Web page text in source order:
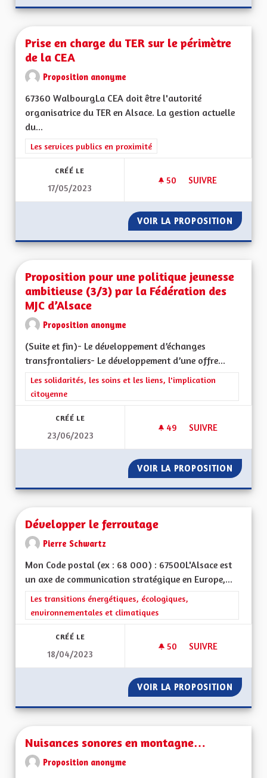
Prise en charge du TER sur le périmètre
de la CEA
Proposition anonyme
67360 WalbourgLa CEA doit être l'autorité
organisatrice du TER en Alsace. La gestion actuelle
du...
Filtrer les résultats de la catégorie : Les services publics en
Les services publics en proximité
CRÉÉ LE
17/05/2023
50 50 ABONNÉS
SUIVRE
VOIR LA PROPOSITION PRISE
Proposition pour une politique jeunesse
ambitieuse (3/3) par la Fédération des
MJC d’Alsace
Proposition anonyme
(Suite et fin)- Le développement d’échanges
transfrontaliers- Le développement d’une offre...
Filtrer les résultats de la catégorie : Les solidarités, les soins
Les solidarités, les soins et les liens, l'implication
citoyenne
CRÉÉ LE
23/06/2023
49 49 ABONNÉS
SUIVRE
VOIR LA PROPOSITION
Développer le ferroutage
Pierre Schwartz
Mon Code postal (ex : 68 000) : 67500L'Alsace est
un axe de communication stratégique en Europe,...
Filtrer les résultats de la catégorie : Les transitions
Les transitions énergétiques, écologiques,
environnementales et climatiques
CRÉÉ LE
18/04/2023
50 50 ABONNÉS
SUIVRE
VOIR LA PROPOSITION
Nuisances sonores en montagne…
Proposition anonyme